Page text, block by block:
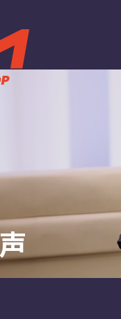
A2Mについ
お客様の声